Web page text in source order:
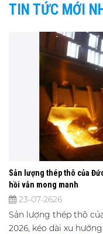
TIN TỨC MỚI
Sản lượng thép thô của
hồi vẫn mong manh
23-07-2626
Sản lượng thép thô
2026, kéo dài xu